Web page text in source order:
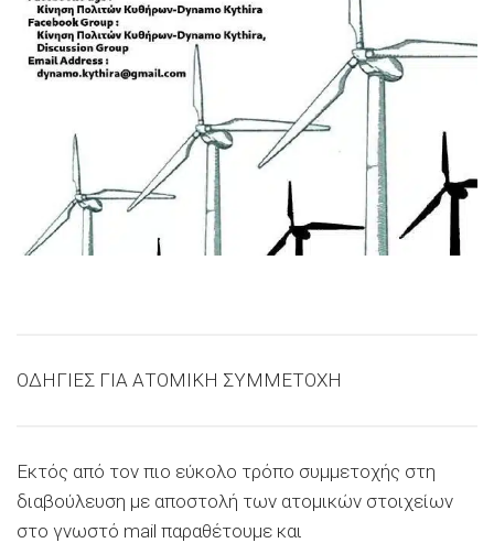
ΟΔΗΓΙΕΣ ΓΙΑ ΑΤΟΜΙΚΗ ΣΥΜΜΕΤΟΧΗ
Εκτός από τον πιο εύκολο τρόπο συμμετοχής στη
διαβούλευση με αποστολή των ατομικών στοιχείων
στο γνωστό mail παραθέτουμε και